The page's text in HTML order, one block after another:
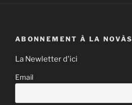
ABONNEMENT À LA NOVÀS
La Newletter d'ici
Email